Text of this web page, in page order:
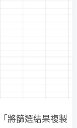
將篩選結果複製